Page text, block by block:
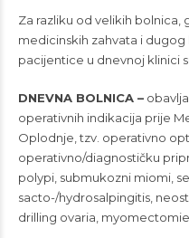
Za razliku od velikih
medicinskih zahvata i
pacijentice u dnevnoj klinici
DNEVNA BOLNICA –
operativnih indikacija prije
Oplodnje, tzv. operativno
operativno/diagnostičku
polypi, submukozni miomi,
sacto-/hydrosalpingitis,
drilling ovaria,